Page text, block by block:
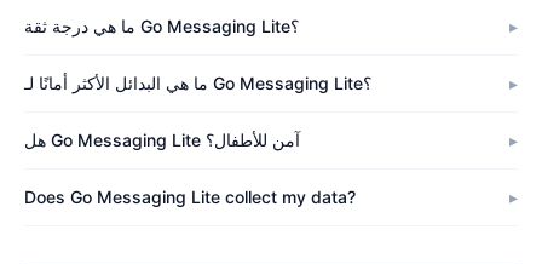
ما هي درجة ثقة Go Messaging Lite؟
ما هي البدائل الأكثر أمانًا لـ Go Messaging Lite؟
هل Go Messaging Lite آمن للأطفال؟
Does Go Messaging Lite collect my data?